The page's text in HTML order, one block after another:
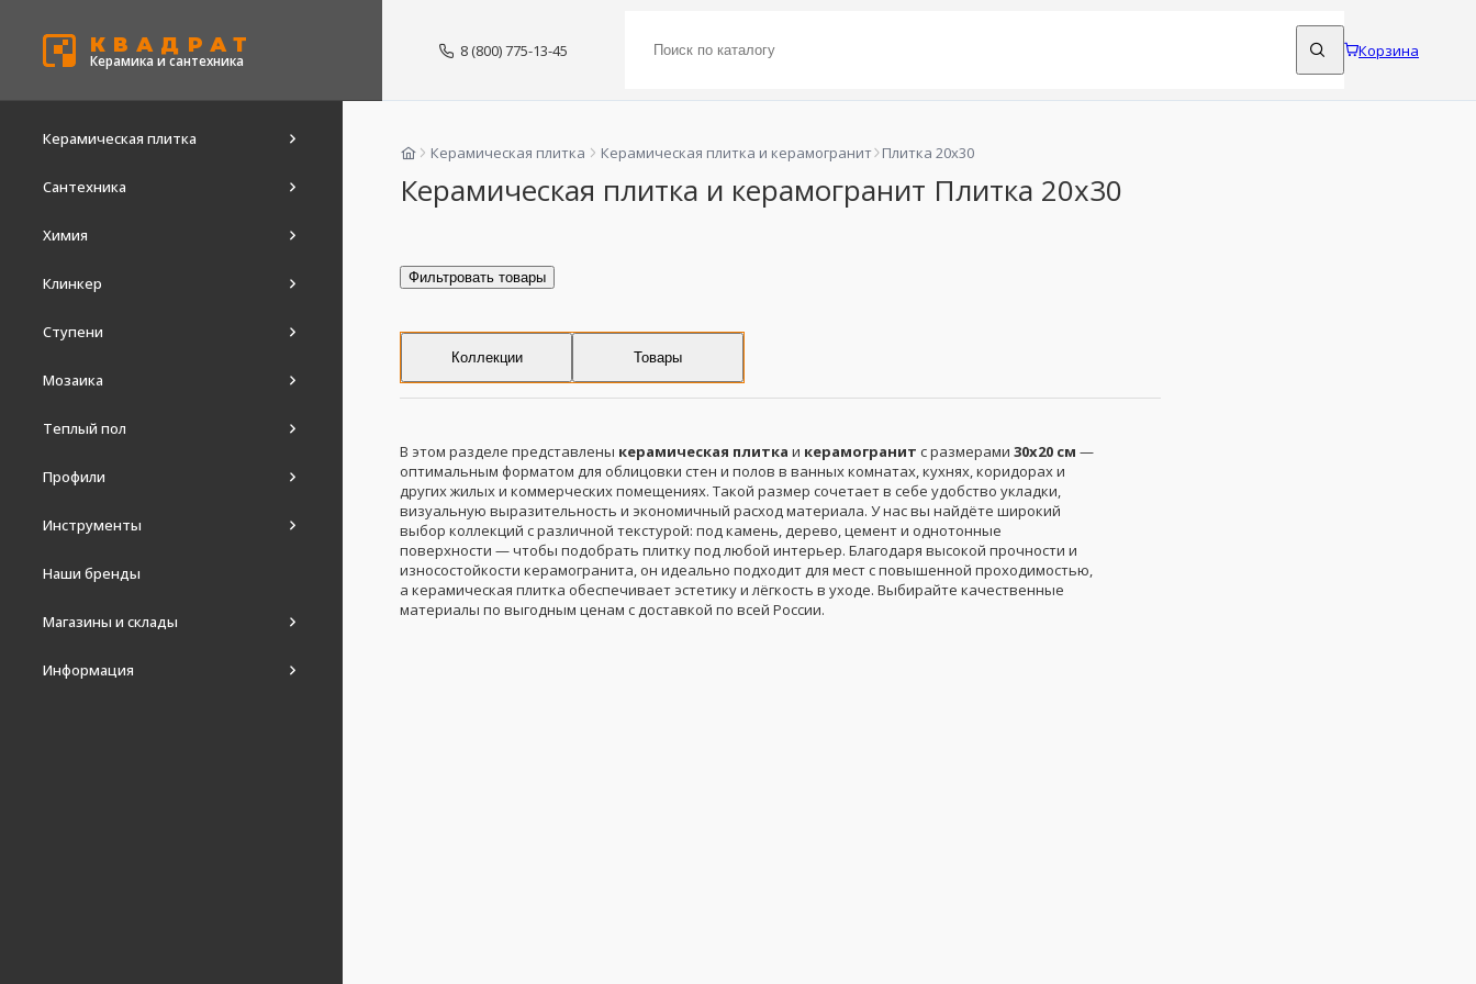
КВАДРАТ
Керамика и сантехника
8 (800) 775-13-45 Корзина
Керамическая плитка
Сантехника
Химия
Клинкер
Ступени
Мозаика
Теплый пол
Профили
Инструменты
Наши бренды
Магазины и склады
Информация
Керамическая плитка Керамическая плитка и керамогранит Плитка 20x30
Керамическая плитка и керамогранит Плитка 20x30
Фильтровать товары
Коллекции Товары
В этом разделе представлены керамическая плитка и керамогранит с размерами 30x20 см —
оптимальным форматом для облицовки стен и полов в ванных комнатах, кухнях, коридорах и
других жилых и коммерческих помещениях. Такой размер сочетает в себе удобство укладки,
визуальную выразительность и экономичный расход материала. У нас вы найдёте широкий
выбор коллекций с различной текстурой: под камень, дерево, цемент и однотонные
поверхности — чтобы подобрать плитку под любой интерьер. Благодаря высокой прочности и
износостойкости керамогранита, он идеально подходит для мест с повышенной проходимостью,
а керамическая плитка обеспечивает эстетику и лёгкость в уходе. Выбирайте качественные
материалы по выгодным ценам с доставкой по всей России.